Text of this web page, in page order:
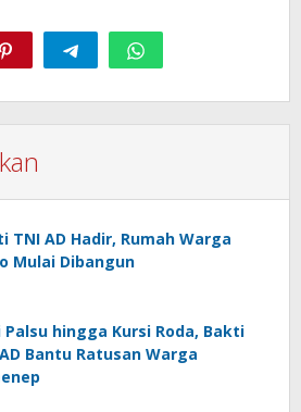
TNI AD Hadir, Rumah Warga
Mulai Dibangun
Palsu hingga Kursi Roda, Bakti
Bantu Ratusan Warga